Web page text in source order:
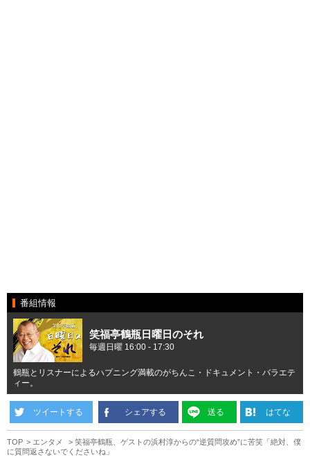
番組情報
笑福亭鶴瓶日曜日のそれ
毎週日曜 16:00 - 17:30
鶴瓶とリスナーによるハプニング満載のがちんこ・ドキュメント・バラエテ
ィー。
ツイートする シェアする 送る はてな
TOP エンタメ
笑福亭鶴瓶、ゲストの浜村淳からの“逆質問攻め”に苦笑「絶対、僕
に質問返さないでくださいね」